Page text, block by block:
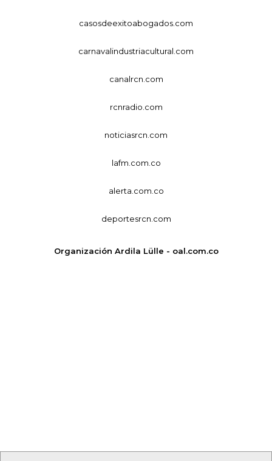
casosdeexitoabogados.com
carnavalindustriacultural.com
canalrcn.com
rcnradio.com
noticiasrcn.com
lafm.com.co
alerta.com.co
deportesrcn.com
Organización Ardila Lülle - oal.com.co